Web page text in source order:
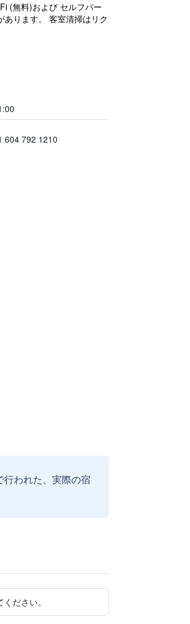
(無料)および セルフパー
ります。 客室清掃はリク
604 792 1210
われた、実際の宿
ださい。